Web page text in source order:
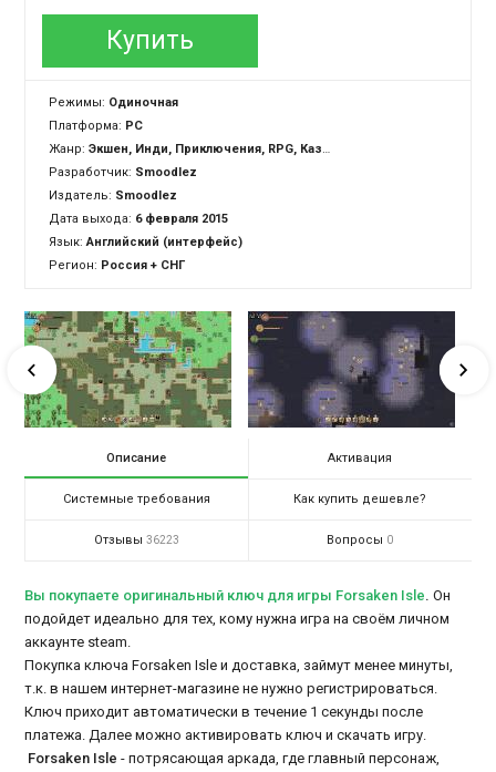
Купить
Режимы: Одиночная
Платформа: PC
Жанр:Экшен, Инди, Приключения, RPG, Казуальная
Разработчик: Smoodlez
Издатель: Smoodlez
Дата выхода: 6 февраля 2015
Язык:Английский (интерфейс)
Регион: Россия + СНГ
Описание Активация
Системные требования Как купить дешевле?
Отзывы 36223 Вопросы 0
Вы покупаете оригинальный ключ для игры Forsaken Isle. Он
подойдет идеально для тех, кому нужна игра на своём личном
аккаунте steam.
Покупка ключа Forsaken Isle и доставка, займут менее минуты,
т.к. в нашем интернет-магазине не нужно регистрироваться.
Ключ приходит автоматически в течение 1 секунды после
платежа. Далее можно активировать ключ и скачать игру.
Forsaken Isle - потрясающая аркада, где главный персонаж,